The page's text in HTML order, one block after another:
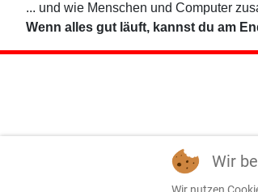
... und wie Menschen und Computer
Wenn alles gut läuft, kannst du am
Wir